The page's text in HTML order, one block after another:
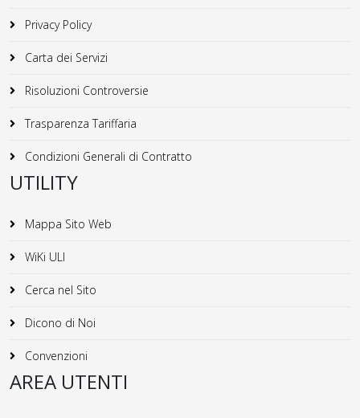
Privacy Policy
Carta dei Servizi
Risoluzioni Controversie
Trasparenza Tariffaria
Condizioni Generali di Contratto
UTILITY
Mappa Sito Web
WiKi ULI
Cerca nel Sito
Dicono di Noi
Convenzioni
AREA UTENTI